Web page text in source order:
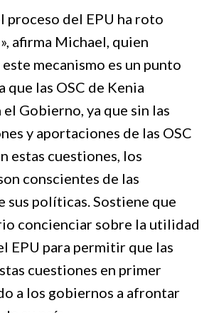
proceso del EPU ha roto
afirma Michael, quien
mecanismo es un punto
que las OSC de Kenia
Gobierno, ya que sin las
y aportaciones de las OSC
estas cuestiones, los
conscientes de las
sus políticas. Sostiene que
concienciar sobre la utilidad
EPU para permitir que las
cuestiones en primer
a los gobiernos a afrontar